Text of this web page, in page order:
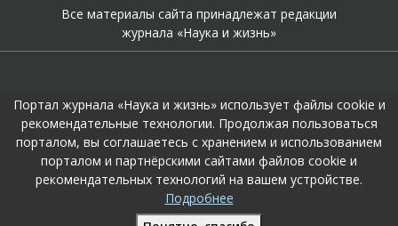
Все материалы сайта принадлежат редакции
журнала «Наука и жизнь»
На портале применяютсярекомендательные технологии
Продолжая пользоваться порталом вы соглашаетесь с их
использоавнием.
Поддержка и развитие сайта –KTC Digital Production
Портал журнала «Наука и жизнь» использует файлы cookie и
рекомендательные технологии. Продолжая пользоваться
порталом, вы соглашаетесь с хранением и использованием
порталом и партнёрскими сайтами файлов cookie и
рекомендательных технологий на вашем устройстве.
Подробнее